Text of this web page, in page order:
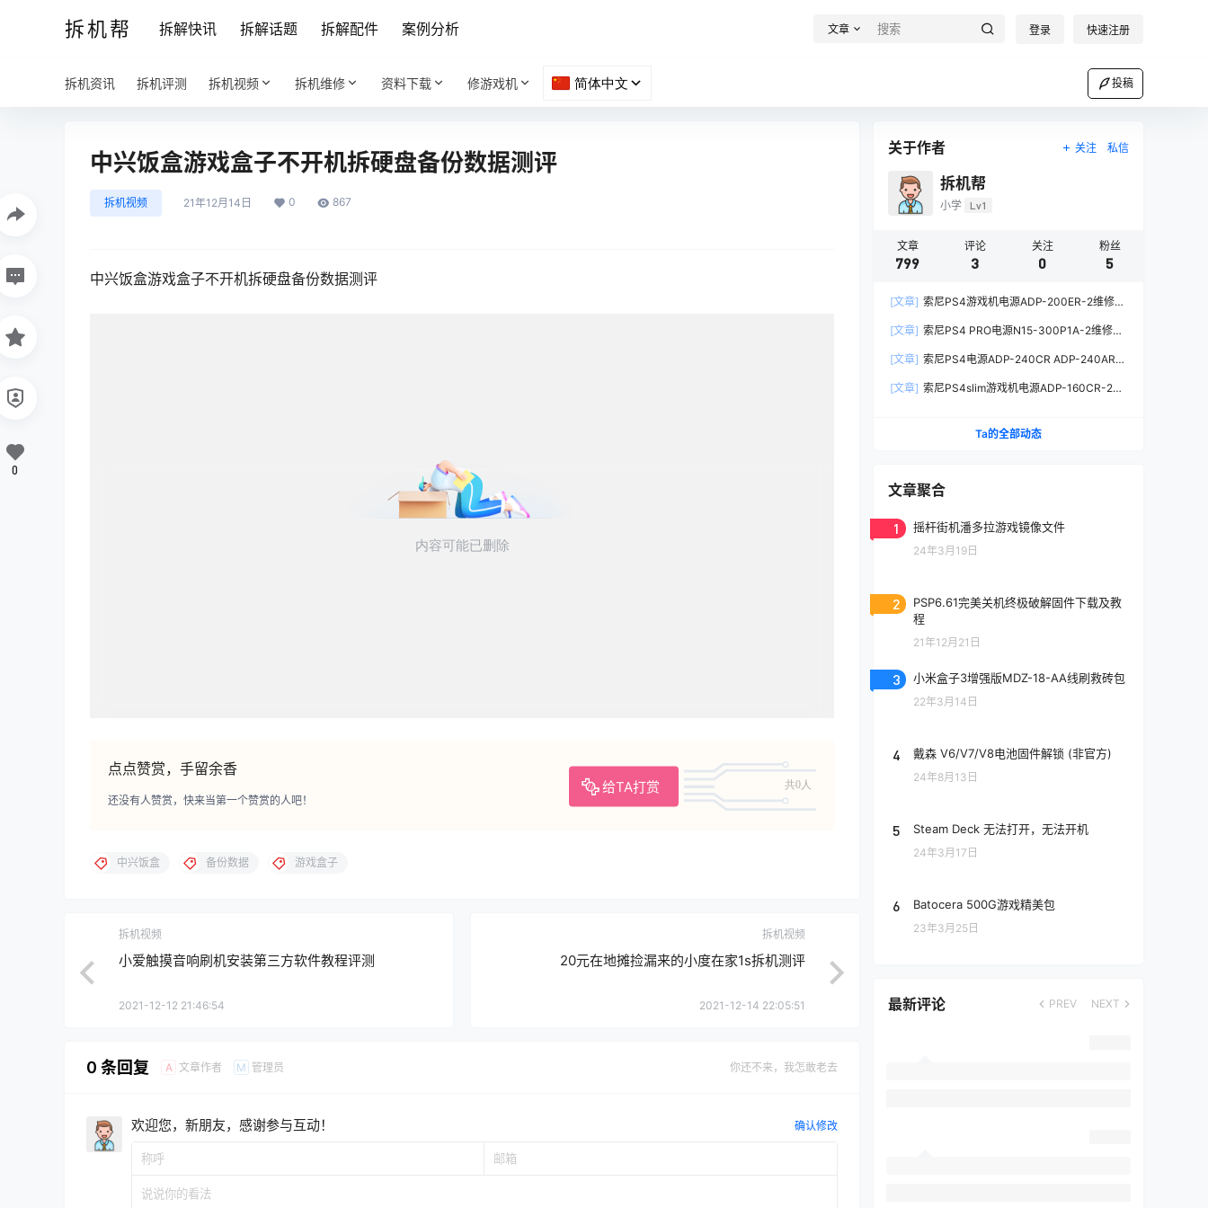
拆机帮 拆解快讯 拆解话题 拆解配件 案例分析 文章 登录 快速注册
拆机资讯 拆机评测 拆机视频 拆机维修 资料下载 修游戏机 投稿
中兴饭盒游戏盒子不开机拆硬盘备份数据测评
拆机视频 21年12月14日 0 867
中兴饭盒游戏盒子不开机拆硬盘备份数据测评
点点赞赏，手留余香
给TA打赏 共0人
还没有人赞赏，快来当第一个赞赏的人吧！
0
中兴饭盒 备份数据 游戏盒子
拆机视频
小爱触摸音响刷机安装第三方软件教程评测
2021-12-12 21:46:54
拆机视频
20元在地摊捡漏来的小度在家1s拆机测评
2021-12-14 22:05:51
0 条回复 A 文章作者 M 管理员 你还不来，我怎敢老去
欢迎您，新朋友，感谢参与互动！ 确认修改
关于作者 关注 私信
拆机帮
小学 Lv1
文章
799
评论
3
关注
0
粉丝
5
[文章] 索尼PS4游戏机电源ADP-200ER-2维修原
[文章] 索尼PS4 PRO电源N15-300P1A-2维修原
[文章] 索尼PS4电源ADP-240CR ADP-240AR-2
[文章] 索尼PS4slim游戏机电源ADP-160CR-2维
Ta的全部动态
文章聚合
1 摇杆街机潘多拉游戏镜像文件
24年3月19日
2
PSP6.61完美关机终极破解固件下载及教
程
21年12月21日
3 小米盒子3增强版MDZ-18-AA线刷救砖包
22年3月14日
4 戴森 V6/V7/V8电池固件解锁 (非官方)
24年8月13日
5 Steam Deck 无法打开，无法开机
24年3月17日
6 Batocera 500G游戏精美包
23年3月25日
最新评论 PREV NEXT